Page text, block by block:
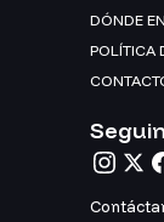
DÓNDE
POLÍTICA